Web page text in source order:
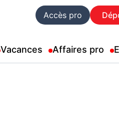
Accès pro
Vacances Affaires pro